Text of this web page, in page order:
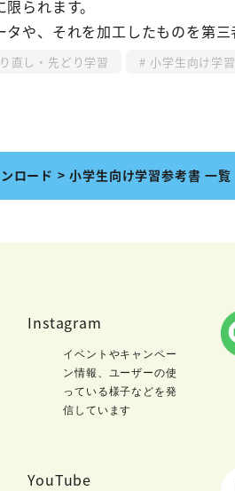
られます。
タや、それを加工したものを第
直し・先どり学習 小学生向け学
ロード > 小学生向け学習参考書 一覧
Instagram
イベントやキャンペー
ン情報、ユーザーの使
っている様子などを発
信しています
YouTube